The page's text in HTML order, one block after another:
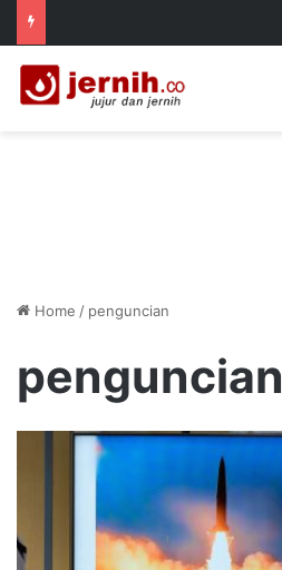
Home / penguncian
penguncian